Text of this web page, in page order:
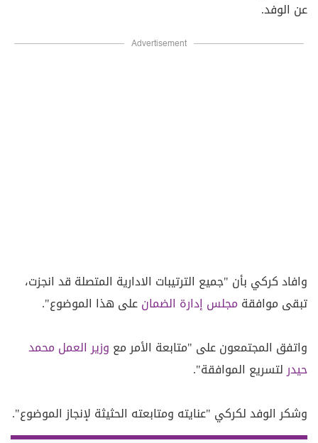
عن الوفد.
Advertisement
وافاد كركي بأن "جميع الترتيبات الادارية المتصلة قد انجزت،
تبقى موافقةمجلس إدارة الضمانعلى هذا الموضوع".
واتفق المجتمعون على "متابعة الأمر مع وزير العمل محمد
حيدرلتسريع الموافقة".
وشكر الوفد لكركي "عنايته ومتابعته الحثيثة لإنجاز الموضوع".